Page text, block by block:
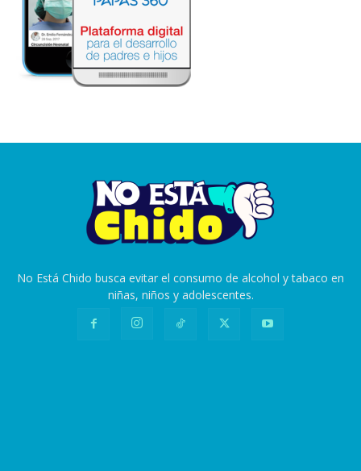
No Está Chido busca evitar el consumo de alcohol y tabaco en
niñas, niños y adolescentes.